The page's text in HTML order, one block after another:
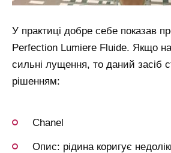
У практиці добре себе показав
Perfection Lumiere Fluide. Якщо на
сильні лущення, то даний засіб
рішенням:
Chanel
Опис: рідина коригує